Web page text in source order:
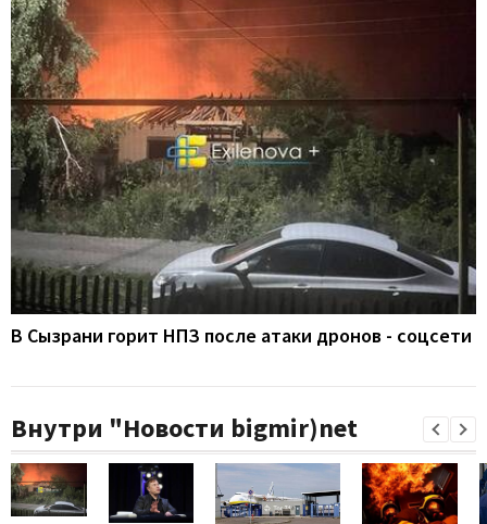
В Сызрани горит НПЗ после атаки дронов - соцсети
Внутри "Новости bigmir)net